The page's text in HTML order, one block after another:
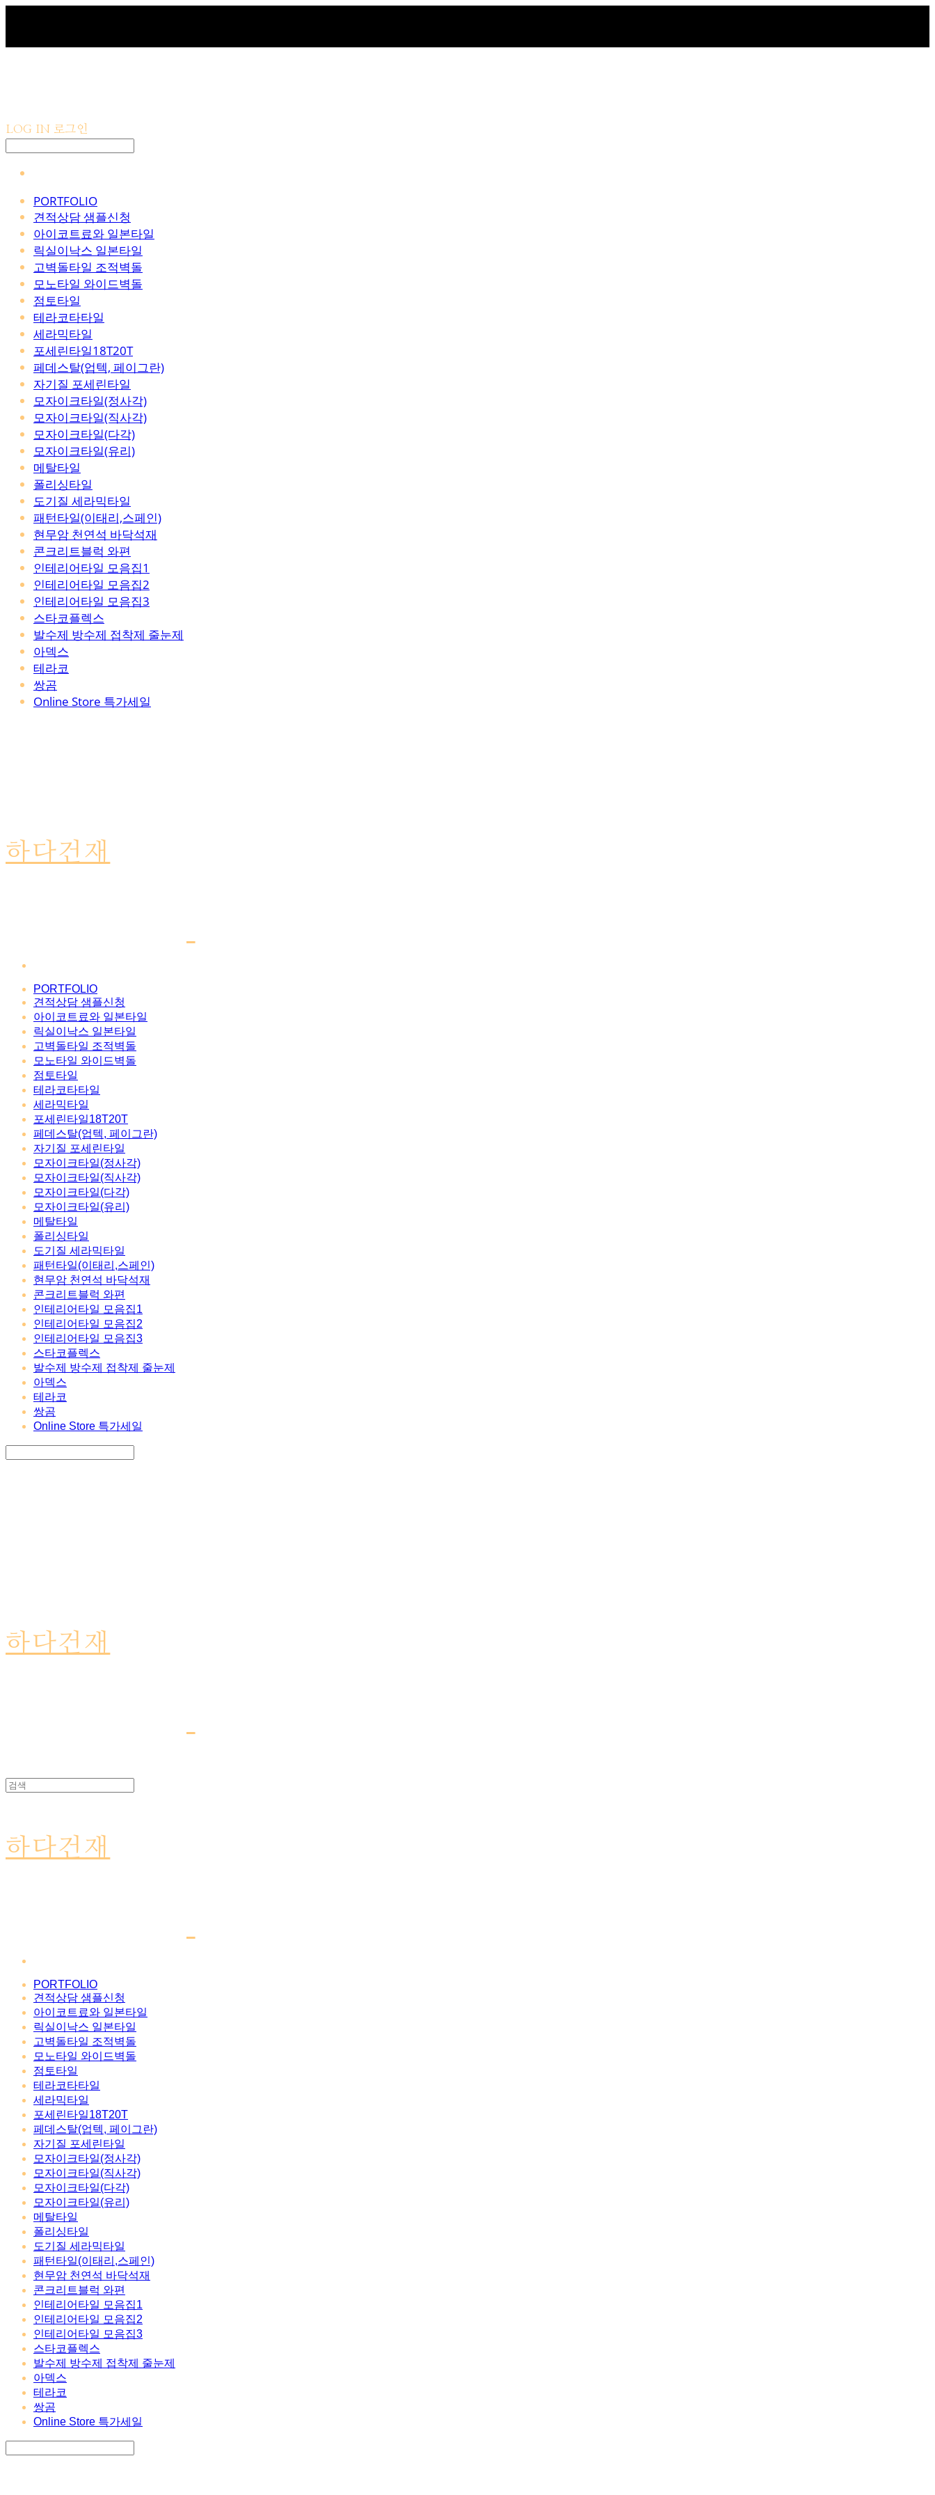
LOG IN 로그인
PORTFOLIO
견적상담 샘플신청
아이코트료와 일본타일
릭실이낙스 일본타일
고벽돌타일 조적벽돌
모노타일 와이드벽돌
점토타일
테라코타타일
세라믹타일
포세린타일18T20T
페데스탈(업텍, 페이그란)
자기질 포세린타일
모자이크타일(정사각)
모자이크타일(직사각)
모자이크타일(다각)
모자이크타일(유리)
메탈타일
폴리싱타일
도기질 세라믹타일
패턴타일(이태리,스페인)
현무암 천연석 바닥석재
콘크리트블럭 와편
인테리어타일 모음집1
인테리어타일 모음집2
인테리어타일 모음집3
스타코플렉스
발수제 방수제 접착제 줄눈제
아덱스
테라코
쌍곰
Online Store 특가세일
하다건재
PORTFOLIO
견적상담 샘플신청
아이코트료와 일본타일
릭실이낙스 일본타일
고벽돌타일 조적벽돌
모노타일 와이드벽돌
점토타일
테라코타타일
세라믹타일
포세린타일18T20T
페데스탈(업텍, 페이그란)
자기질 포세린타일
모자이크타일(정사각)
모자이크타일(직사각)
모자이크타일(다각)
모자이크타일(유리)
메탈타일
폴리싱타일
도기질 세라믹타일
패턴타일(이태리,스페인)
현무암 천연석 바닥석재
콘크리트블럭 와편
인테리어타일 모음집1
인테리어타일 모음집2
인테리어타일 모음집3
스타코플렉스
발수제 방수제 접착제 줄눈제
아덱스
테라코
쌍곰
Online Store 특가세일
하다건재
하다건재
PORTFOLIO
견적상담 샘플신청
아이코트료와 일본타일
릭실이낙스 일본타일
고벽돌타일 조적벽돌
모노타일 와이드벽돌
점토타일
테라코타타일
세라믹타일
포세린타일18T20T
페데스탈(업텍, 페이그란)
자기질 포세린타일
모자이크타일(정사각)
모자이크타일(직사각)
모자이크타일(다각)
모자이크타일(유리)
메탈타일
폴리싱타일
도기질 세라믹타일
패턴타일(이태리,스페인)
현무암 천연석 바닥석재
콘크리트블럭 와편
인테리어타일 모음집1
인테리어타일 모음집2
인테리어타일 모음집3
스타코플렉스
발수제 방수제 접착제 줄눈제
아덱스
테라코
쌍곰
Online Store 특가세일